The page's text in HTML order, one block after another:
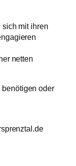
sich mit ihren
netten
oder